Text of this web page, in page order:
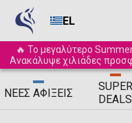
EL
🔥 Το μεγαλύτερο
Ανακάλυψε χιλιάδες
ΝΈΕΣ ΑΦΊΞΕΙΣ
SUPER
DEALS